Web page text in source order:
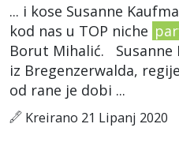
... i kose Susanne
kod nas u TOP niche
Borut Mihalić.
iz Bregenzerwalda,
od rane je dobi ...
Kreirano 21 Lipanj 2020